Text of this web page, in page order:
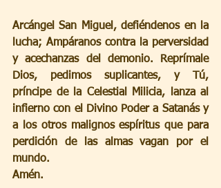
Arcángel San Miguel, defiéndenos en la
lucha; Ampáranos contra la perversidad
y acechanzas del demonio. Reprímale
Dios, pedimos suplicantes, y Tú,
príncipe de la Celestial Milicia, lanza al
infierno con el Divino Poder a Satanás y
a los otros malignos espíritus que para
perdición de las almas vagan por el
mundo.
Amén.